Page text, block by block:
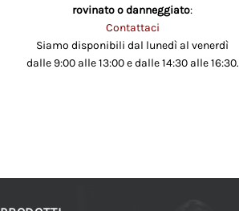
rovinato o danneggiato:
Contattaci
Siamo disponibili dal lunedì al venerdì
dalle 9:00 alle 13:00 e dalle 14:30 alle 16:30.